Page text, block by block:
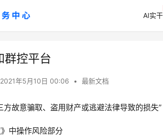
AI实
群控平台
2021年5月10日 00:06 • 最新文档
方故意骗取、盗用财产或逃避法律导致的损失”
中操作风险部分